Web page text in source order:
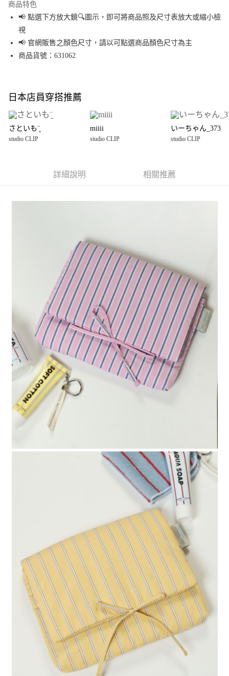
Apple Pay
街口支付
悠遊付
全盈+PAY
大哥付你分期
【大哥付你分期使用說明】
1.本服務由台灣大哥大提供，台灣大哥大用戶可立即使用無須另外申請。
3.實際核准額度、可分期數及費用金額請依後續交易確認頁面所載為準。
2.透過簡訊連結打開帳單後，可選擇「超商條碼／台灣大直營門市／銀行轉
帳／街口支付／iPASS MONEY」等通路繳費。
1.本服務係由「台灣大哥大股份有限公司」（以下簡稱本公司）所提供，讓
用戶於交易時，得透過本服務購買商品或服務，並由商店將買賣／分期付款
買賣價金債權讓與本公司後，依約使用本公司帳單繳交帳款。
2.基於同意付款使用「大哥付你分期」之契約關係目的，商店將以您的個人
資料（包含姓名、電話或地址）提供予台灣大哥大進項蒐集、處理及利用，
由本公司與您本人進行分期帳單所需資料之確認、核對及更正。
3.完整用戶服務條款，請詳閱以下連結： https://oppay.tw/userRule
AFTEE先享後付
AFTEE先享後付是「在收到商品之後才付款」的支付方式。 讓您購物簡單便
２．便利：只要手機號碼，簡訊認證，即可結帳。
１．於結帳方式選擇「AFTEE先享後付」後，將跳轉至「AFTEE先享後付」
結帳頁面，進行簡訊認證並確認金額後，即可完成結帳。
２．訂單成立數日內，您將收到繳費通知簡訊。
３．收到繳費通知簡訊後14天內，點擊此簡訊中的連結，可透過四大超商／
ATM／網路銀行／等多元方式進行付款，方視為交易完成。
※ 請注意：結帳手續完成當下不需立刻繳費，但若您需要取消訂單，請聯絡
購買商品的店家。未經商家同意取消之訂單仍視為有效，需透過AFTEE先享
後付繳納相關費用。
※ 交易是否成功請以「AFTEE先享後付 」之結帳頁面顯示為準，若有關於
是否繳費成功／繳費後需取消欲退款等相關疑問，請聯繫「AFTEE先享後付
客戶支援中心」https://netprotections.freshdesk.com/support/home
【注意事項】
１．透過由恩沛科技股份有限公司提供之「AFTEE先享後付」服務完成之交
易，需依本服務之必要範圍內提供個人資料，並將交易相關給付款項請求債
權轉讓予恩沛科技股份有限公司。
２．關於個人資料處理事宜，請瀏覽以下網址： https://aftee.tw/terms/#terms3
３．未成年的使用者請事先徵得法定代理人或監護人之同意方可使用
「AFTEE先享後付」，若未經同意申辦者引起之損失，本公司不負相關責
任。
４．使用「AFTEE先享後付」時，將依據個別帳號之用戶狀況，依本公司即
時審查核予不同之上限額度；若仍有額度不足之情形，本公司將視審查結果
５．嚴禁一人註冊多個帳號或使用他人資訊註冊。若發現惡意使用之情形，
恩沛科技股份有限公司將有權停止該用戶之使用額度並採取法律行動。
每筆NT$80，滿NT$888(含以上)免運費
每筆NT$80，滿NT$1,500(含以上)免運費
付款後 7-11取貨
每筆NT$80，滿NT$1,500(含以上)免運費
每筆NT$80，滿NT$1,500(含以上)免運費
商品特色
📢 點選下方放大鏡🔍圖示，即可將商品照及尺寸表放大或縮小檢
視
📢 官網販售之顏色尺寸，請以可點選商品顏色尺寸為主
商品貨號：631062
日本店員穿搭推薦
さといも¨̮
studio CLIP
miiii
studio CLIP
いーちゃん_373
studio CLIP
詳細說明 相關推薦